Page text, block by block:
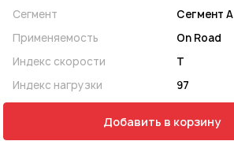
Сегмент
Сегмент A
Применяемость
On Road
Индекс скорости
T
Индекс нагрузки
97
Добавить в корзину